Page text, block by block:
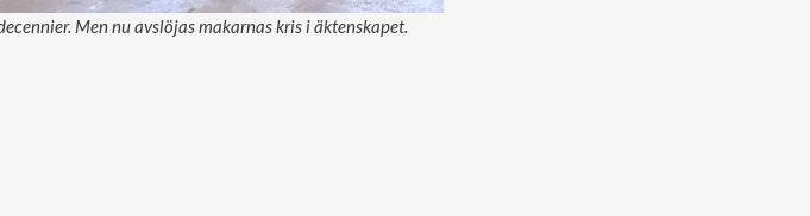
Men nu avslöjas makarnas kris i äktenskapet.